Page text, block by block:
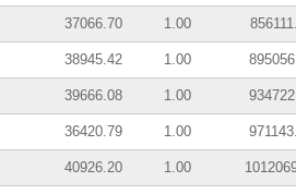
37066.70 1.00
38945.42 1.00
39666.08 1.00
36420.79 1.00
40926.20 1.00